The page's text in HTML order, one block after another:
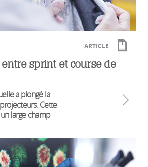
ARTICLE
entre sprint et course de
a plongé la
Cette
large champ